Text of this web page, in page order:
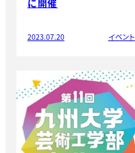
に開催
2023.07.20 イベント